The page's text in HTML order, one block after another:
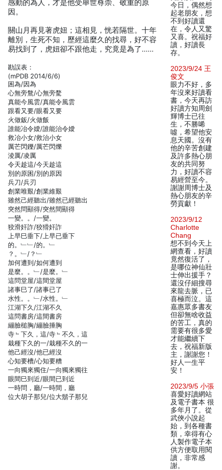
感動的為人，才是他受舉世尊崇、敬重的原
因。
關山月再見著虎妞；這相見，恍若隔世。十年
離別，生死不知，歷經這麼久的找尋，好不容
易找到了，虎妞卻不跟他走，究竟是為了……
勘誤表：
(mPDB 2014/6/6)
困為/因為
心無旁鶩/心無旁騖
真能今風雲/真能令風雲
跟看又要/眼看又要
火做鈑/火做飯
誰能冶令嬡/誰能治令嬡
救冶小女/救治小女
厲芒閃鑠/厲芒閃爍
淩厲/凌厲
令天趁這/今天趁這
別的原困/別的原因
兵刀/兵刃
創業唯艱/創業維艱
雖然己經聽出/雖然已經聽出
突然問顯得/突然間顯得
一變。。/一變。
狡滑奸詐/狡猾奸詐
上早巳垂下/上早已垂下
的。﹂﹂/的。﹂
？。﹂/？﹂
加何遭到/如何遭到
是麼。。﹂/是麼。﹂
這問堂屋/這間堂屋
諸事巳了/諸事已了
水性。。﹂/水性。﹂
江湖下久/江湖不久
這問書房/這間書房
繃臉槌胸/繃臉捶胸
寺﹄下久，這/寺﹄不久，這
栽種下久的一/栽種不久的一
他己經沒/他已經沒
心知要槽/心知要糟
一向獨來獨住/一向獨來獨往
眼間巳到近/眼間已到近
一時問，廳/一時間，廳
位大胡子那兒/位大鬍子那兒
今日，偶然想
起老朋友，想
不到好讀還
在，令人又驚
又喜。祝福好
讀，好讀長
存。
2023/9/24 王
俊文
眼力不好，多
年沒來好讀看
書，今天再訪
好讀方知周劍
輝博士已往
生，不勝唏
噓，希望他安
息天國。沒有
他的辛苦創建
及許多熱心朋
友的共同努
力，好讀不容
易經營至今。
謝謝周博士及
熱心朋友的辛
勞貢獻！
2023/9/12
Charlotte
Chang
想不到今天上
網查看，好讀
竟然復活了，
是哪位神仙壯
士伸出援手？
還沒仔細搜尋
來龍去脈，已
喜極而泣。這
嘉惠眾多書友
但卻無啥收益
的苦工，真的
需要有很多愛
才能繼續下
去，祝福新版
主，謝謝您！
好人一生平
安！
2023/9/5 小張
喜愛好讀網站
及電子書本 很
多年月了。從
武俠小說起
始，到各種書
類，幸得有心
人製作電子本
供方便取用閱
讀，非常感
謝。